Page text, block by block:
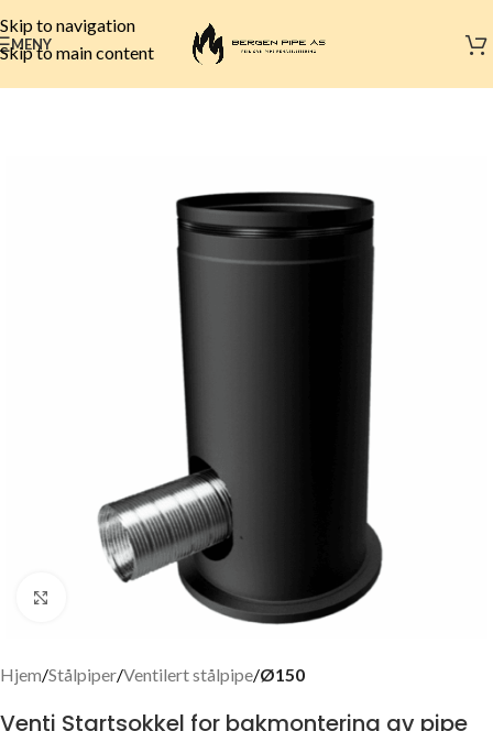
Skip to navigation
Skip to main content
MENY
Hjem Stålpiper Ventilert stålpipe Ø150
Venti Startsokkel for bakmontering av pipe